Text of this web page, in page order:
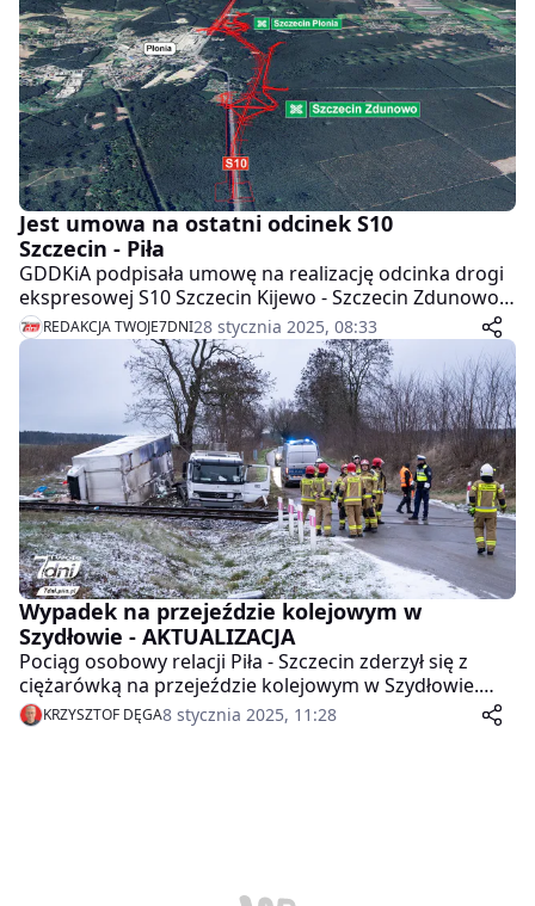
Jest umowa na ostatni odcinek S10
Szczecin - Piła
GDDKiA podpisała umowę na realizację odcinka drogi
ekspresowej S10 Szczecin Kijewo - Szczecin Zdunowo o
długości 4,4 km. Kontrakt o wartości 204 mln zł
zrealizuje firma Budimex. Jest to ósmy i ostatni odcinek
S10 Szczecin - Piła, który wchodzi w etap realizacji.
REDAKCJA TWOJE7DNI28 stycznia 2025, 08:33
Wypadek na przejeździe kolejowym w
Szydłowie - AKTUALIZACJA
Pociąg osobowy relacji Piła - Szczecin zderzył się z
ciężarówką na przejeździe kolejowym w Szydłowie.
Dwie osoby zostały ranne i przewiezione do szpitala.
KRZYSZTOF DĘGA8 stycznia 2025, 11:28